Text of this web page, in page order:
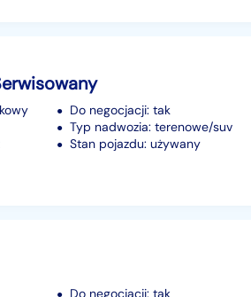
Do negocjacji: tak
Typ nadwozia: terenowe/suv
Stan pojazdu: używany
Do negocjacji: tak